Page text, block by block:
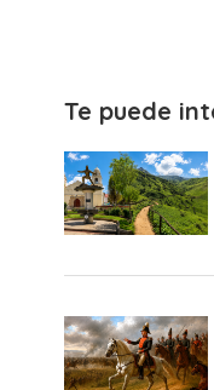
Te puede